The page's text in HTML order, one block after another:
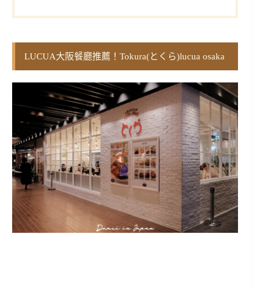
LUCUA大阪餐廳推薦！Tokura(とくら)lucua osaka